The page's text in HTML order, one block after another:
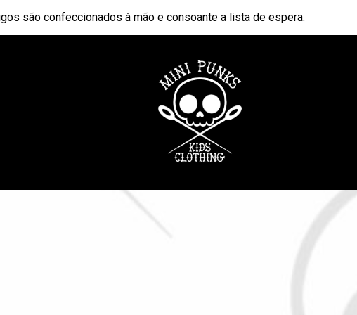
são confeccionados à mão e consoante a lista de espera.